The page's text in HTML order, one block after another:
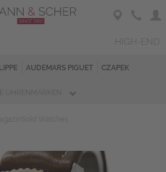
AUDEMARS PIGUET CZAPEK